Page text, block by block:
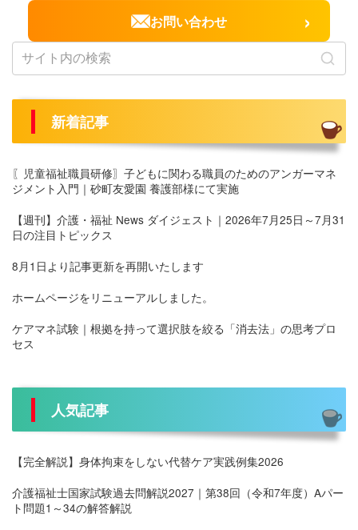
お問い合わせ ›
新着記事
〖児童福祉職員研修〗子どもに関わる職員のためのアンガーマネ
ジメント入門｜砂町友愛園 養護部様にて実施
【週刊】介護・福祉 News ダイジェスト｜2026年7月25日～7月31
日の注目トピックス
8月1日より記事更新を再開いたします
ホームページをリニューアルしました。
ケアマネ試験｜根拠を持って選択肢を絞る「消去法」の思考プロ
セス
人気記事
【完全解説】身体拘束をしない代替ケア実践例集2026
介護福祉士国家試験過去問解説2027｜第38回（令和7年度）Aパー
ト問題1～34の解答解説